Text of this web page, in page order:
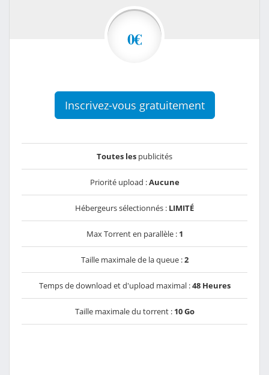
0€
Inscrivez-vous gratuitement
Toutes les publicités
Priorité upload :Aucune
Hébergeurs sélectionnés : LIMITÉ
Max Torrent en parallèle : 1
Taille maximale de la queue :2
Temps de download et d'upload maximal :48 Heures
Taille maximale du torrent : 10 Go